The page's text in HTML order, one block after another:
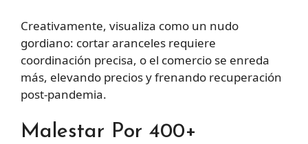
Creativamente, visualiza como un nudo
gordiano: cortar aranceles requiere
coordinación precisa, o el comercio se enreda
más, elevando precios y frenando recuperación
post-pandemia.
Malestar Por 400+